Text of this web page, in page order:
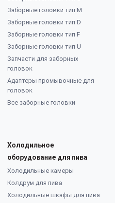
Заборные головки тип M
Заборные головки тип D
Заборные головки тип F
Заборные головки тип U
Запчасти для заборных
головок
Адаптеры промывочные для
головок
Все заборные головки
Холодильное
оборудование для пива
Холодильные камеры
Колдрум для пива
Холодильные шкафы для пива